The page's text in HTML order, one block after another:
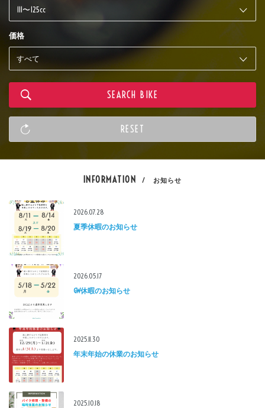
価格
INFORMATION / お知らせ
2026.07.28
夏季休暇のお知らせ
2026.05.17
GW休暇のお知らせ
2025.11.30
年末年始の休業のお知らせ
2025.10.18